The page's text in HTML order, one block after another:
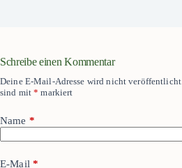
Schreibe einen Kommentar
Deine E-Mail-Adresse wird nicht veröffentlicht.
sind mit* markiert
Name *
E-Mail *